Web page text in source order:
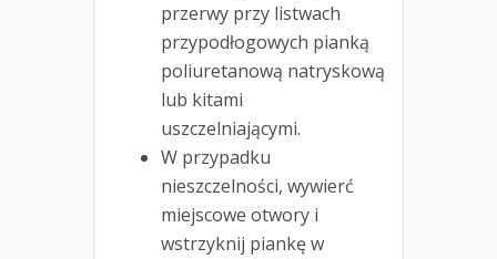
przerwy przy listwach
przypodłogowych pianką
poliuretanową natryskową
lub kitami
uszczelniającymi.
W przypadku
nieszczelności, wywierć
miejscowe otwory i
wstrzyknij piankę w